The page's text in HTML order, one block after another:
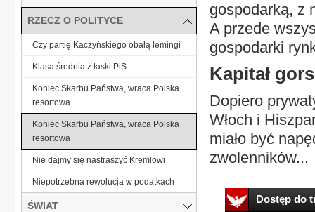
gospodarką, z
A przede
gospodarki
Kapitał
Dopiero
Włoch i
miało być
zwolenników...
Dostęp do
RZECZ O POLITYCE
Czy partię Kaczyńskiego obalą lemingi
Klasa średnia z łaski PiS
Koniec Skarbu Państwa, wraca Polska
resortowa
Koniec Skarbu Państwa, wraca Polska
resortowa
Nie dajmy się nastraszyć Kremlowi
Niepotrzebna rewolucja w podatkach
ŚWIAT